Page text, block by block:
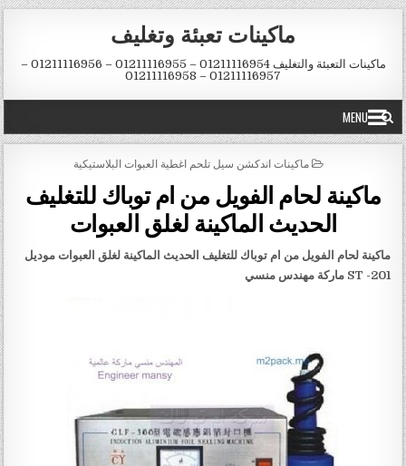
Skip to content
ماكينات تعبئة وتغليف
ماكينات التعبئة والتغليف 01211116954 – 01211116955 – 01211116956 –
01211116957 – 01211116958
MENU
POSTED IN
ماكينات اندكشن سيل تلحم اغطية العبوات البلاستيكية
ماكينة لحام الفويل من ام توباك للتغليف
الحديث الماكينة لغلق العبوات
ماكينة لحام الفويل من ام توباك للتغليف الحديث الماكينة لغلق العبوات موديل
201- ST
ماركة مهندس منسي